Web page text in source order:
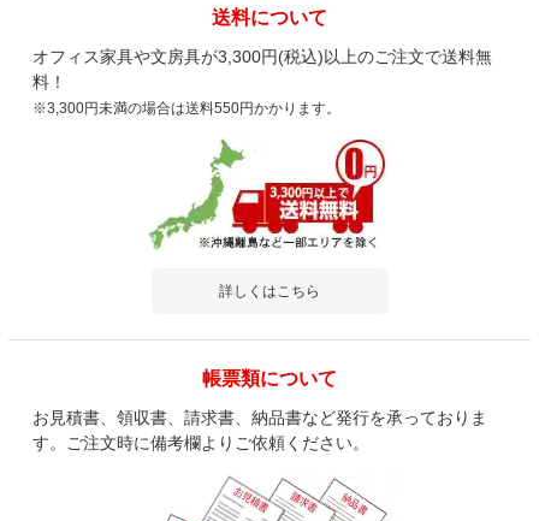
送料について
オフィス家具や文房具が3,300円(税込)以上のご注文で送料無
料！
※3,300円未満の場合は送料550円かかります。
詳しくはこちら
帳票類について
お見積書、領収書、請求書、納品書など発行を承っておりま
す。ご注文時に備考欄よりご依頼ください。